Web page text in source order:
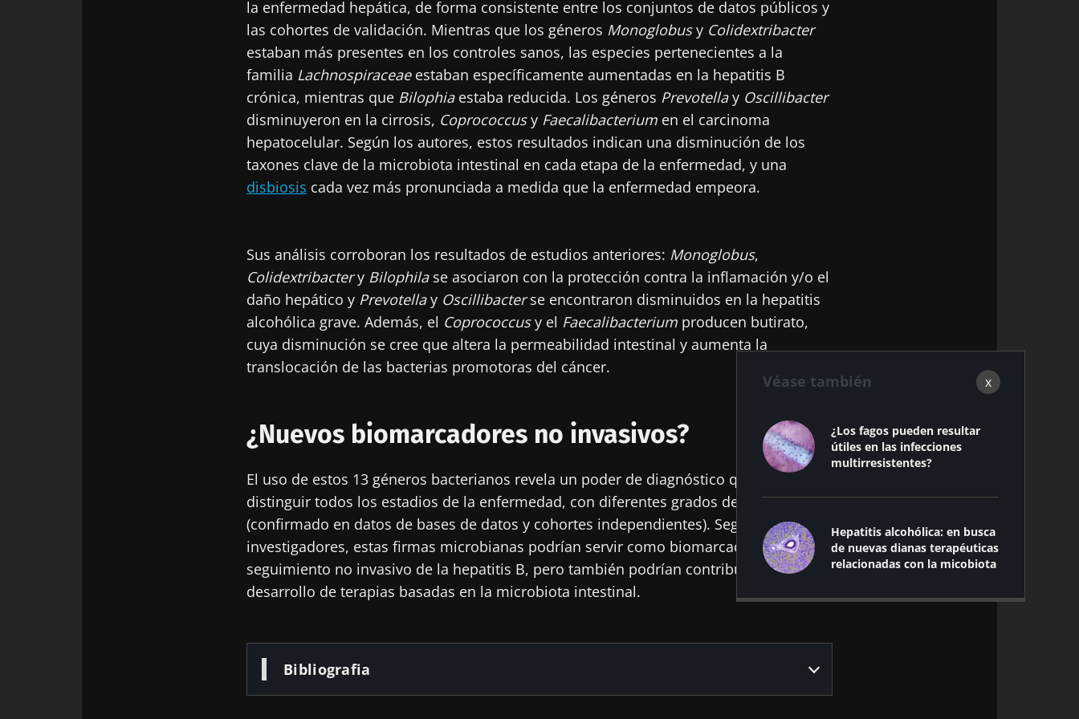
la enfermedad hepática, de forma consistente entre los conjuntos de datos públicos y
las cohortes de validación. Mientras que los géneros Monoglobusy Colidextribacter
estaban más presentes en los controles sanos, las especies pertenecientes a la
familia Lachnospiraceaeestaban específicamente aumentadas en la hepatitis B
crónica, mientras que Bilophiaestaba reducida. Los géneros Prevotellay Oscillibacter
disminuyeron en la cirrosis, Coprococcusy Faecalibacterium en el carcinoma
hepatocelular. Según los autores, estos resultados indican una disminución de los
taxones clave de la microbiota intestinal en cada etapa de la enfermedad, y una
disbiosis cada vez más pronunciada a medida que la enfermedad empeora.
Sus análisis corroboran los resultados de estudios anteriores: Monoglobus,
Colidextribactery Bilophilase asociaron con la protección contra la inflamación y/o el
daño hepático y Prevotellay Oscillibacterse encontraron disminuidos en la hepatitis
alcohólica grave. Además, el Coprococcusy el Faecalibacterium producen butirato,
cuya disminución se cree que altera la permeabilidad intestinal y aumenta la
translocación de las bacterias promotoras del cáncer.
¿Nuevos biomarcadores no invasivos?
El uso de estos 13 géneros bacterianos revela un poder de diagnóstico que permite
distinguir todos los estadios de la enfermedad, con diferentes grados de precisión
(confirmado en datos de bases de datos y cohortes independientes). Según los
investigadores, estas firmas microbianas podrían servir como biomarcadores para el
seguimiento no invasivo de la hepatitis B, pero también podrían contribuir al
desarrollo de terapias basadas en la microbiota intestinal.
Bibliografia
x
Véase también
¿Los fagos pueden resultar
útiles en las infecciones
multirresistentes?
Hepatitis alcohólica: en busca
de nuevas dianas terapéuticas
relacionadas con la micobiota